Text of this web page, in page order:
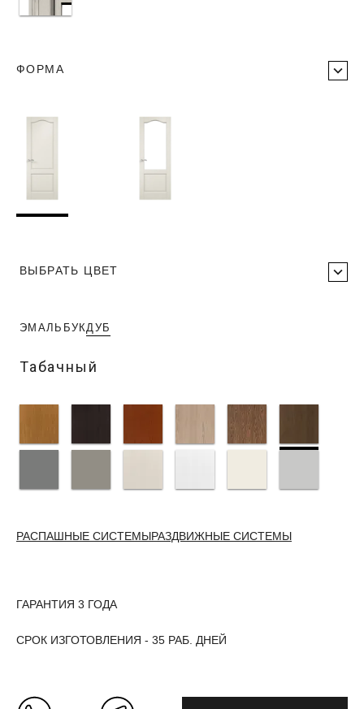
ФОРМА
ВЫБРАТЬ ЦВЕТ
ЭМАЛЬ БУК ДУБ
Табачный
РАСПАШНЫЕ СИСТЕМЫРАЗДВИЖНЫЕ СИСТЕМЫ
ГАРАНТИЯ 3 ГОДА
СРОК ИЗГОТОВЛЕНИЯ - 35 РАБ. ДНЕЙ